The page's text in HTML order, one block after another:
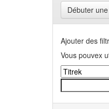
Débuter
Ajouter des
Vous pouvex